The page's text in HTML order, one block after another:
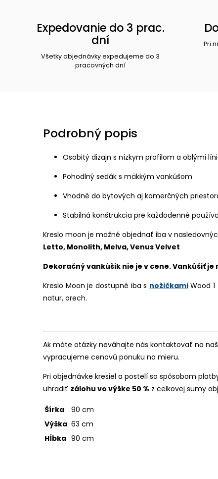
Expedovanie do 3 prac.
dní
Všetky objednávky expedujeme do 3
pracovných dní
Pri
Podrobný popis
Osobitý dizajn s nízkym profilom a oblými
Pohodlný sedák s mäkkým vankúšom
Vhodné do bytových aj komerčných
Stabilná konštrukcia pre každodenné
Kreslo moon je možné objednať iba v
Letto, Monolith, Melva, Venus Velvet
Dekoračný vankúšik nie je v cene. Vankúšiť
Kreslo Moon je dostupné iba s nožičkamiWood 1
natur, orech.
Ak máte otázky neváhajte nás kontaktovať na
vypracujeme cenovú ponuku na mieru.
Pri objednávke kresiel a postelí so spôsobom
uhradiť zálohu vo výške 50 % z celkovej sumy
Šírka
90 cm
Výška 63 cm
Hĺbka 90 cm